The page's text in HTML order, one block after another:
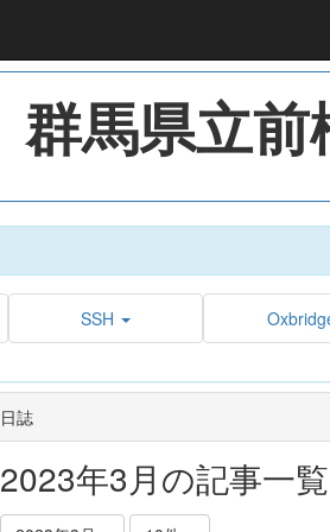
群馬県立前
SSH
日誌
2023年3月の記事一覧